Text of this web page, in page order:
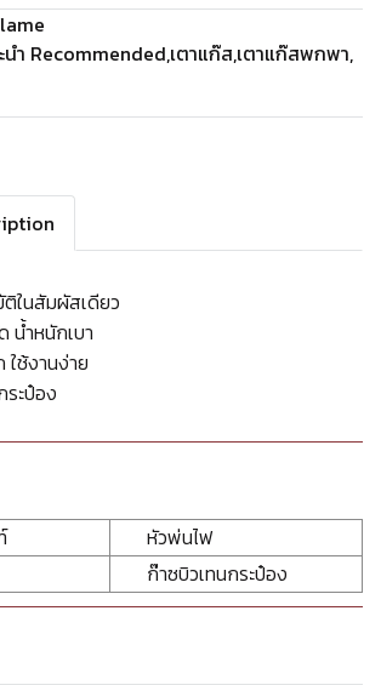
นำ Recommended,เตาแก๊ส,เตาแก๊สพกพา,
ในสัมผัสเดียว
น้ำหนักเบา
ช้งานง่าย
ะป๋อง
หัวพ่นไฟ
ก๊าซบิวเทนกระป๋อง